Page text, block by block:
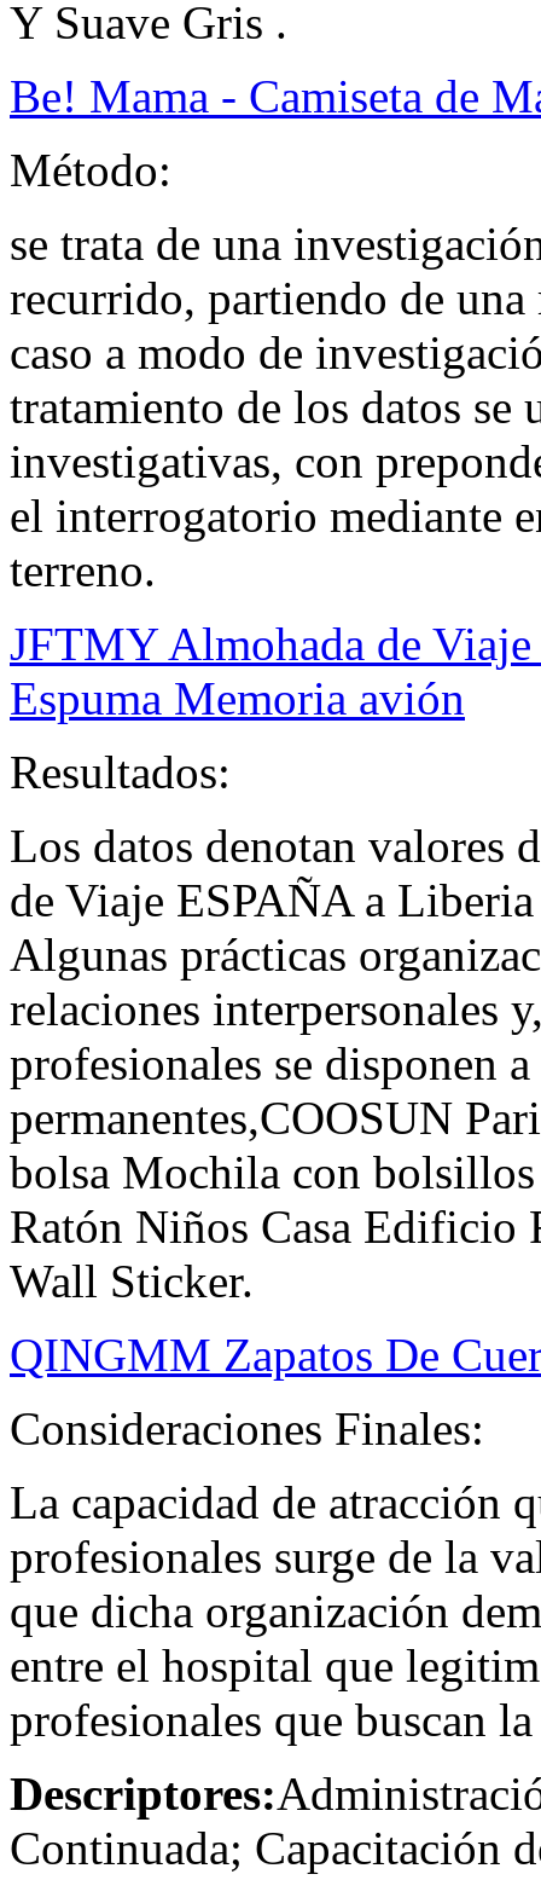
Y Suave Gris .
Be! Mama - Camiseta de
Método:
se trata de una
recurrido, partiendo de
caso a modo de
tratamiento de los datos se
investigativas, con
el interrogatorio mediante
terreno.
JFTMY Almohada de
Espuma Memoria avión
Resultados:
Los datos denotan valores
de Viaje ESPAÑA a
Algunas prácticas
relaciones interpersonales
profesionales se disponen
permanentes,COOSUN
bolsa Mochila con
Ratón Niños Casa Edificio
Wall Sticker.
QINGMM Zapatos De
Consideraciones Finales:
La capacidad de atracción
profesionales surge de la
que dicha organización
entre el hospital que
profesionales que buscan
Descriptores:
Continuada; Capacitación